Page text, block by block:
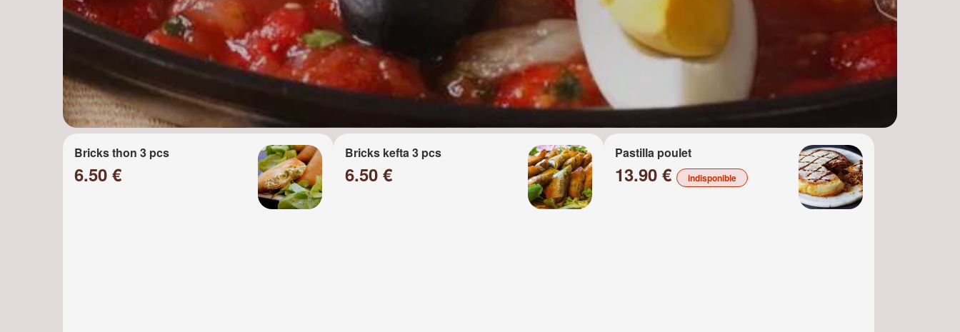
Bricks thon 3 pcs
6.50 €
Bricks kefta 3 pcs
6.50 €
Pastilla poulet
13.90 € indisponible